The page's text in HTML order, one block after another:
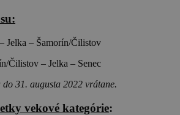
Jelka – Šamorín/Čilistov
Čilistov – Jelka – Senec
31. augusta 2022 vrátane.
vekové kategórie: